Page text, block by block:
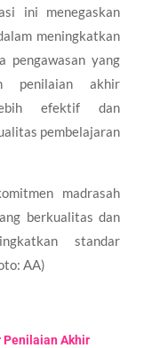
ini menegaskan
meningkatkan
pengawasan yang
penilaian akhir
efektif dan
pembelajaran
madrasah
berkualitas dan
standar
AA)
Penilaian Akhir